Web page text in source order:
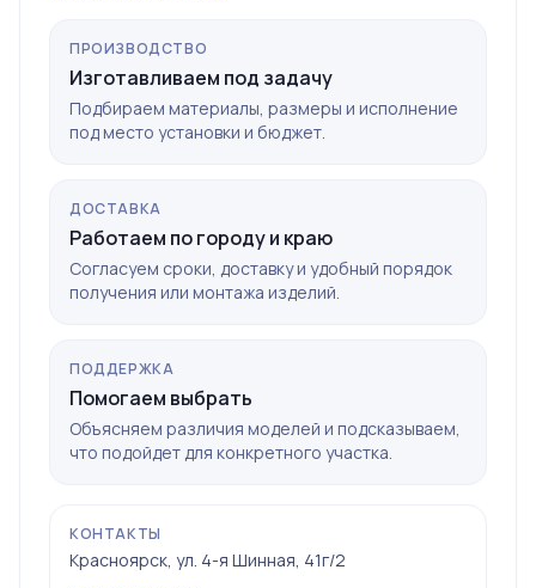
ПРОИЗВОДСТВО
Изготавливаем под задачу
Подбираем материалы, размеры и исполнение
под место установки и бюджет.
ДОСТАВКА
Работаем по городу и краю
Согласуем сроки, доставку и удобный порядок
получения или монтажа изделий.
ПОДДЕРЖКА
Помогаем выбрать
Объясняем различия моделей и подсказываем,
что подойдет для конкретного участка.
КОНТАКТЫ
Красноярск, ул. 4-я Шинная, 41г/2